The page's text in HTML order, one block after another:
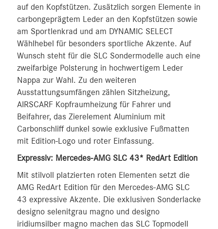
auf den Kopfstützen. Zusätzlich sorgen Elemente in
carbongeprägtem Leder an den Kopfstützen sowie
am Sportlenkrad und am DYNAMIC SELECT
Wählhebel für besonders sportliche Akzente. Auf
Wunsch steht für die SLC Sondermodelle auch eine
zweifarbige Polsterung in hochwertigem Leder
Nappa zur Wahl. Zu den weiteren
Ausstattungsumfängen zählen Sitzheizung,
AIRSCARF Kopfraumheizung für Fahrer und
Beifahrer, das Zierelement Aluminium mit
Carbonschliff dunkel sowie exklusive Fußmatten
mit Edition-Logo und roter Einfassung.
Expressiv: Mercedes-AMG SLC 43* RedArt Edition
Mit stilvoll platzierten roten Elementen setzt die
AMG RedArt Edition für den Mercedes-AMG SLC
43 expressive Akzente. Die exklusiven Sonderlacke
designo selenitgrau magno und designo
iridiumsilber magno machen das SLC Topmodell